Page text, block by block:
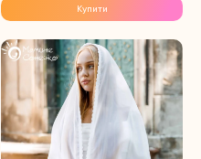
Купити